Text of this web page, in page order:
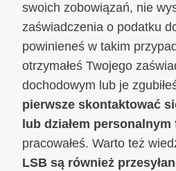
swoich zobowiązań, nie
zaświadczenia o podatku
powinieneś w takim
otrzymałeś Twojego
dochodowym lub je
pierwsze skontaktować
lub działem
pracowałeś. Warto też
LSB są również